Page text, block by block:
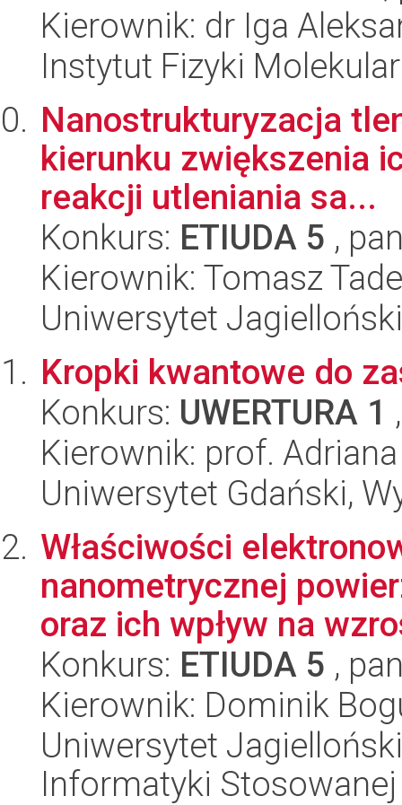
Kierownik: dr Iga
Instytut Fizyki
Nanostrukturyzacja
kierunku zwiększenia
reakcji utleniania sa...
Konkurs: ETIUDA 5 ,
Kierownik: Tomasz
Uniwersytet
Kropki kwantowe do
Konkurs: UWERTURA 1
Kierownik: prof.
Uniwersytet Gdański,
Właściwości
nanometrycznej
oraz ich wpływ na
Konkurs: ETIUDA 5 ,
Kierownik: Dominik
Uniwersytet
Informatyki Stosowanej